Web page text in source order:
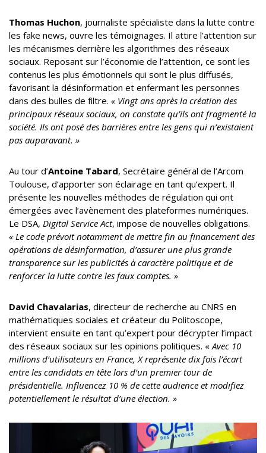
Thomas Huchon, journaliste spécialiste dans la lutte contre
les fake news, ouvre les témoignages. Il attire l’attention sur
les mécanismes derrière les algorithmes des réseaux
sociaux. Reposant sur l’économie de l’attention, ce sont les
contenus les plus émotionnels qui sont le plus diffusés,
favorisant la désinformation et enfermant les personnes
dans des bulles de filtre. « Vingt ans après la création des
principaux réseaux sociaux, on constate qu’ils ont fragmenté la
société. Ils ont posé des barrières entre les gens qui n’existaient
pas auparavant. »
Au tour d’Antoine Tabard, Secrétaire général de l’Arcom
Toulouse, d’apporter son éclairage en tant qu’expert. Il
présente les nouvelles méthodes de régulation qui ont
émergées avec l’avènement des plateformes numériques.
Le DSA, Digital Service Act, impose de nouvelles obligations.
« Le code prévoit notamment de mettre fin au financement des
opérations de désinformation, d’assurer une plus grande
transparence sur les publicités à caractère politique et de
renforcer la lutte contre les faux comptes. »
David Chavalarias, directeur de recherche au CNRS en
mathématiques sociales et créateur du Politoscope,
intervient ensuite en tant qu’expert pour décrypter l’impact
des réseaux sociaux sur les opinions politiques. « Avec 10
millions d’utilisateurs en France, X représente dix fois l’écart
entre les candidats en tête lors d’un premier tour de
présidentielle. Influencez 10 % de cette audience et modifiez
potentiellement le résultat d’une élection. »